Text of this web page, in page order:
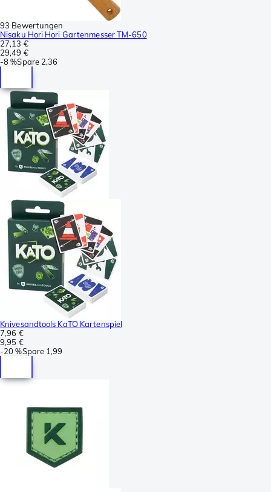
93 Bewertungen
Nisaku Hori Hori Gartenmesser TM-650
27,13 €
29,49 €
-8 %Spare 2,36
Knivesandtools KaTO Kartenspiel
7,96 €
9,95 €
-20 %Spare 1,99